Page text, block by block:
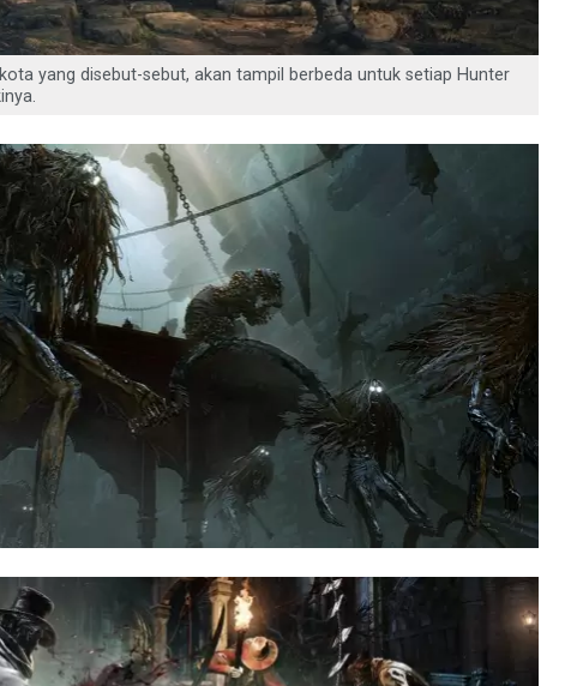
yang disebut-sebut, akan tampil berbeda untuk setiap Hunter